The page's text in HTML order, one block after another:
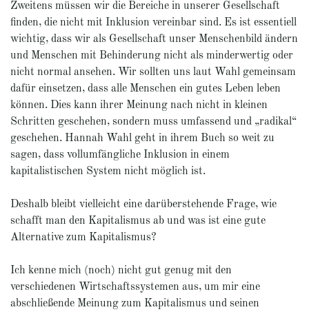
Zweitens müssen wir die Bereiche in unserer Gesellschaft
finden, die nicht mit Inklusion vereinbar sind. Es ist essentiell
wichtig, dass wir als Gesellschaft unser Menschenbild ändern
und Menschen mit Behinderung nicht als minderwertig oder
nicht normal ansehen. Wir sollten uns laut Wahl gemeinsam
dafür einsetzen, dass alle Menschen ein gutes Leben leben
können. Dies kann ihrer Meinung nach nicht in kleinen
Schritten geschehen, sondern muss umfassend und „radikal“
geschehen. Hannah Wahl geht in ihrem Buch so weit zu
sagen, dass vollumfängliche Inklusion in einem
kapitalistischen System nicht möglich ist.
Deshalb bleibt vielleicht eine darüberstehende Frage, wie
schafft man den Kapitalismus ab und was ist eine gute
Alternative zum Kapitalismus?
Ich kenne mich (noch) nicht gut genug mit den
verschiedenen Wirtschaftssystemen aus, um mir eine
abschließende Meinung zum Kapitalismus und seinen